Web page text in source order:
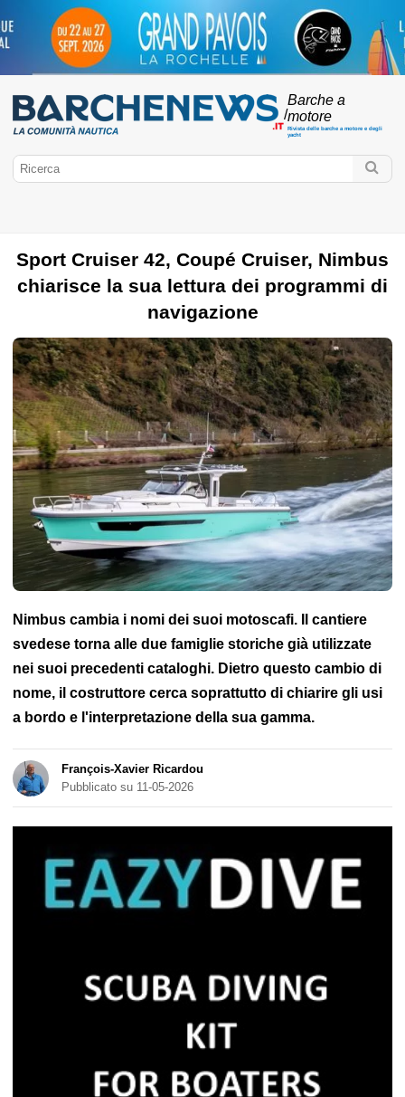
/
Barche a
motore
Rivista delle barche a motore e degli
yacht
BarcheNews.it
Marchi di barche a motore
Motori Barche a motore Barche a motore usate Patente nautica
Fuoribordo
Sport Cruiser 42, Coupé Cruiser, Nimbus
chiarisce la sua lettura dei programmi di
navigazione
Nimbus cambia i nomi dei suoi motoscafi. Il cantiere
svedese torna alle due famiglie storiche già utilizzate
nei suoi precedenti cataloghi. Dietro questo cambio di
nome, il costruttore cerca soprattutto di chiarire gli usi
a bordo e l'interpretazione della sua gamma.
François-Xavier Ricardou
Pubblicato su 11-05-2026